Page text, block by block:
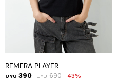
REMERA PLAYER
UYU 390 UYU 690 43